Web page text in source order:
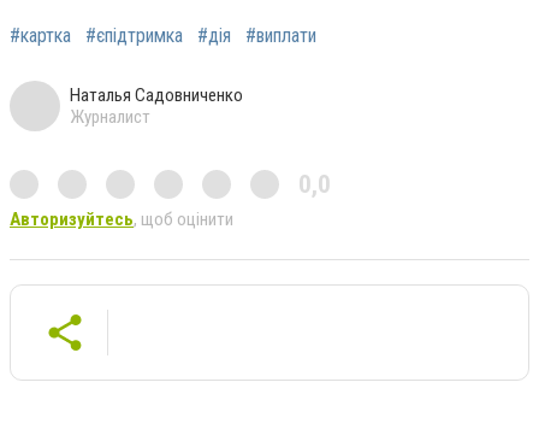
#картка #єпідтримка #дія #виплати
Наталья Садовниченко
Журналист
0,0
Авторизуйтесь, щоб оцінити